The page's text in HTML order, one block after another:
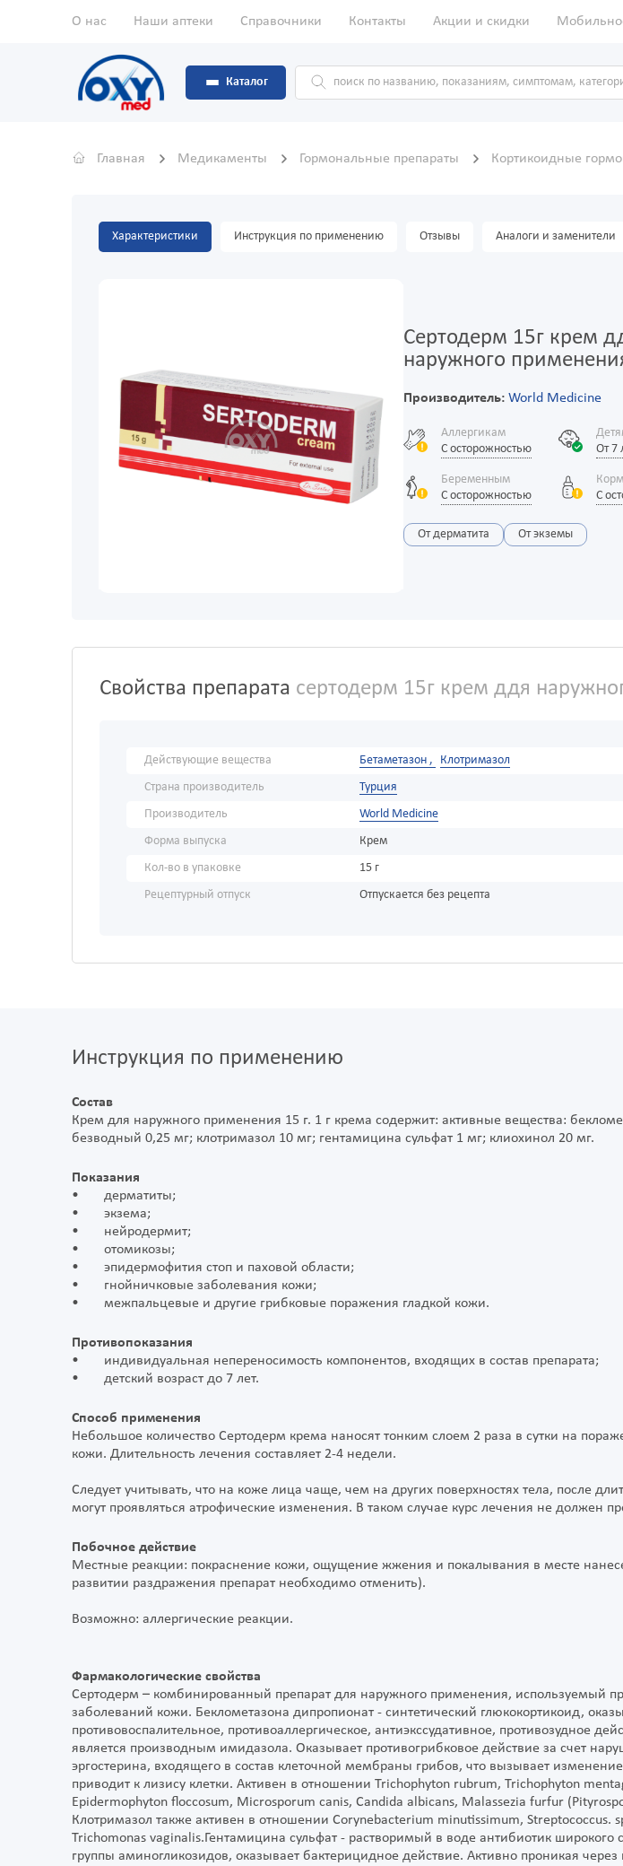
О нас Наши аптеки Справочники Контакты Акции и скидки
Каталог
Главная Медикаменты Гормональные препараты Кортикоидные
Характеристики Инструкция по применению Отзывы Аналоги и заменители
Сертодерм 15г крем
наружного
Производитель: World Medicine
Аллергикам
С осторожностью
От 7
Беременным
С осторожностью
С
От дерматита От экземы
Свойства препарата сертодерм 15г крем ддя
Действующие вещества Бетаметазон ,
Клотримазол
Страна производитель
Турция
Производитель
World Medicine
Форма выпуска
Крем
Кол-во в упаковке
15 г
Рецептурный отпуск
Отпускается без рецепта
Инструкция по применению
Состав
Крем для наружного применения 15 г. 1 г крема содержит: активные вещества:
безводный 0,25 мг; клотримазол 10 мг; гентамицина сульфат 1 мг; клиохинол 20 мг.
Показания
• дерматиты;
• экзема;
• нейродермит;
• отомикозы;
• эпидермофития стоп и паховой области;
• гнойничковые заболевания кожи;
• межпальцевые и другие грибковые поражения гладкой кожи.
Противопоказания
• индивидуальная непереносимость компонентов, входящих в состав препарата;
• детский возраст до 7 лет.
Способ применения
Небольшое количество Сертодерм крема наносят тонким слоем 2 раза в сутки на
кожи. Длительность лечения составляет 2-4 недели.
Следует учитывать, что на коже лица чаще, чем на других поверхностях тела, после
могут проявляться атрофические изменения. В таком случае курс лечения не должен
Побочное действие
Местные реакции: покраснение кожи, ощущение жжения и покалывания в месте
развитии раздражения препарат необходимо отменить).
Возможно: аллергические реакции.
Фармакологические свойства
Сертодерм – комбинированный препарат для наружного применения, используемый
заболеваний кожи. Беклометазона дипропионат - синтетический глюкокортикоид,
противовоспалительное, противоаллергическое, антиэкссудативное, противозудное
является производным имидазола. Оказывает противогрибковое действие за счет
эргостерина, входящего в состав клеточной мембраны грибов, что вызывает
приводит к лизису клетки. Активен в отношении Trichophyton rubrum, Trichophyton
Epidermophyton floccosum, Microsporum canis, Candida albicans, Malassezia furfur
Клотримазол также активен в отношении Corynebacterium minutissimum, Streptococcus.
Trichomonas vaginalis.Гентамицина сульфат - растворимый в воде антибиотик широкого
группы аминогликозидов, оказывает бактерицидное действие. Активно проникая